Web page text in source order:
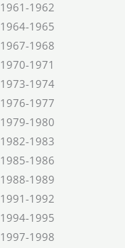
1961-1962
1964-1965
1967-1968
1970-1971
1973-1974
1976-1977
1979-1980
1982-1983
1985-1986
1988-1989
1991-1992
1994-1995
1997-1998